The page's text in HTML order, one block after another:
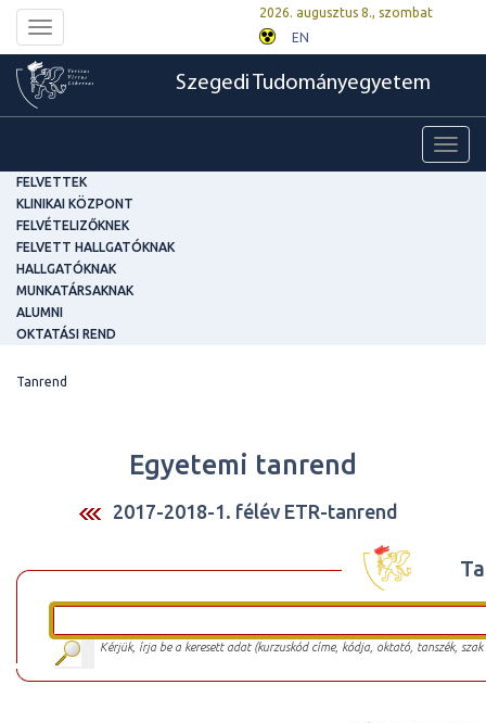
Toggle
navigation
2026. augusztus 8., szombat
EN
Szegedi Tudományegyetem
FELVETTEK
KLINIKAI KÖZPONT
FELVÉTELIZŐKNEK
FELVETT HALLGATÓKNAK
HALLGATÓKNAK
MUNKATÁRSAKNAK
ALUMNI
OKTATÁSI REND
Tanrend
Egyetemi tanrend
2017-2018-1. félév ETR-tanrend
Kérjük, írja be a keresett adat (kurzuskód címe, kódja, oktató, tanszék,